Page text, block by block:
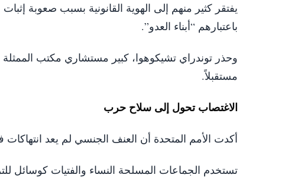
يفتقر كثير منهم إلى الهوية القانونية بسبب صعوبة
باعتبارهم “أبناء العدو”.
وحذر توندراي تشيكوهوا، كبير مستشاري مكتب الممثلة
مستقبلاً.
الاغتصاب تحول إلى سلاح حرب
أكدت الأمم المتحدة أن العنف الجنسي لم يعد
تستخدم الجماعات المسلحة النساء والفتيات كوسائل